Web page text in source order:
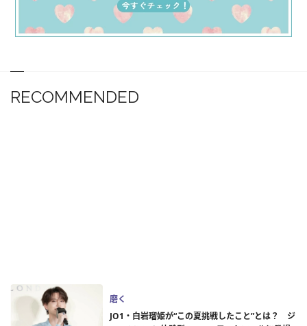
RECOMMENDED
磨く
JO1・白岩瑠姫が“この夏挑戦したこと”とは？ ジ